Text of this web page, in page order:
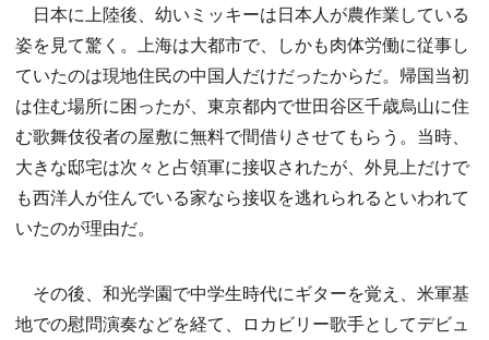
日本に上陸後、幼いミッキーは日本人が農作業している
姿を見て驚く。上海は大都市で、しかも肉体労働に従事し
ていたのは現地住民の中国人だけだったからだ。帰国当初
は住む場所に困ったが、東京都内で世田谷区千歳烏山に住
む歌舞伎役者の屋敷に無料で間借りさせてもらう。当時、
大きな邸宅は次々と占領軍に接収されたが、外見上だけで
も西洋人が住んでいる家なら接収を逃れられるといわれて
いたのが理由だ。
その後、和光学園で中学生時代にギターを覚え、米軍基
地での慰問演奏などを経て、ロカビリー歌手としてデビュ